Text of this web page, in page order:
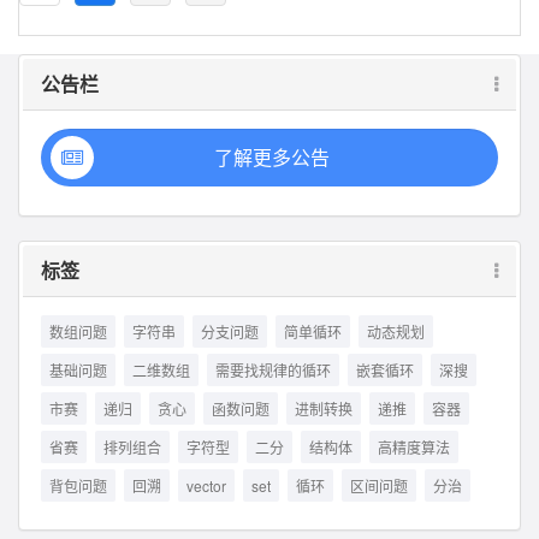
公告栏
了解更多公告
标签
数组问题 字符串 分支问题 简单循环
动态规划
基础问题
二维数组 需要找规律的循环 嵌套循环
深搜
市赛
递归 贪心 函数问题 进制转换 递推
容器
省赛
排列组合 字符型 二分 结构体
高精度算法
背包问题
回溯 vector set 循环 区间问题 分治